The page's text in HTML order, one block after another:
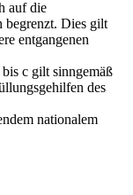
auf die
begrenzt. Dies gilt
entgangenen
c gilt sinngemäß
des
nationalem